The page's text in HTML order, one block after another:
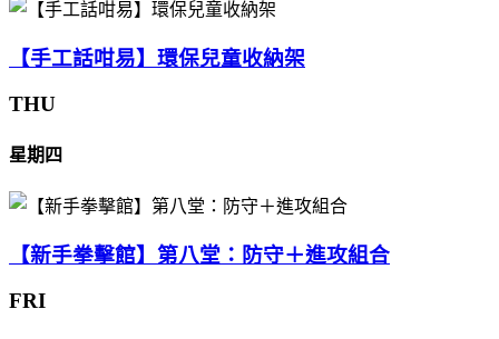
【手工話咁易】環保兒童收納架
THU
星期四
【新手拳擊館】第八堂：防守＋進攻組合
FRI